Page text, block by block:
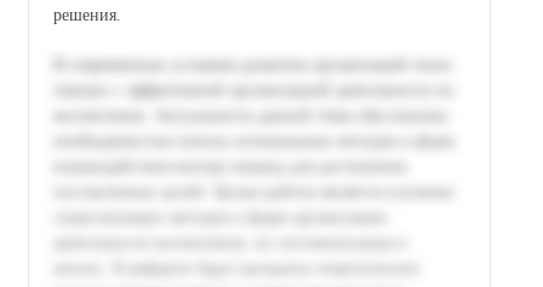
решения.